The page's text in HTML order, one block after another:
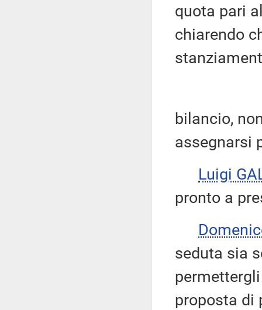
quota pari
chiarendo
bilancio,
assegnarsi
Luigi
pronto a
seduta sia
proposta di